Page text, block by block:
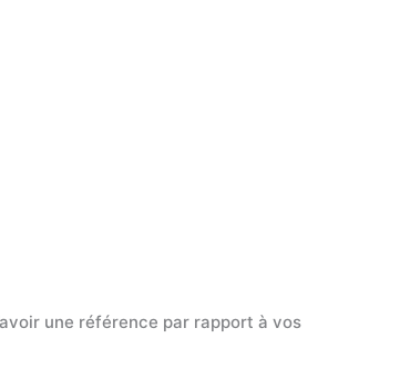
une référence par rapport à vos